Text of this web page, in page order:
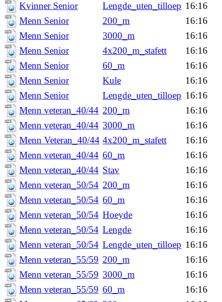
Kvinner Senior
Lengde_uten_tilloep 16:16
Menn Senior
200_m
16:16
Menn Senior
3000_m
16:16
Menn Senior
4x200_m_stafett
16:16
Menn Senior
60_m
16:16
Menn Senior
Kule
16:16
Menn Senior
Lengde_uten_tilloep 16:16
Menn veteran_40/44 200_m
16:16
Menn veteran_40/44 3000_m
16:16
Menn Veteran_40/44 4x200_m_stafett
16:16
Menn veteran_40/44 60_m
16:16
Menn veteran_40/44 Stav
16:16
Menn veteran_50/54 200_m
16:16
Menn veteran_50/54 60_m
16:16
Menn veteran_50/54 Hoeyde
16:16
Menn veteran_50/54 Lengde
16:16
Menn veteran_50/54 Lengde_uten_tilloep 16:16
Menn veteran_55/59 200_m
16:16
Menn veteran_55/59 3000_m
16:16
Menn veteran_55/59 60_m
16:16